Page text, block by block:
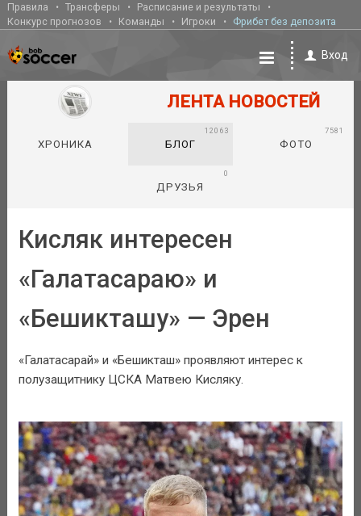
Правила Трансферы
Расписание и результаты
Конкурс прогнозов
Команды Игроки Фрибет без депозита
Вход
ЛЕНТА НОВОСТЕЙ
ХРОНИКА БЛОГ
12063
ФОТО
7581
ДРУЗЬЯ
0
Кисляк интересен
«Галатасараю» и
«Бешикташу» — Эрен
«Галатасарай» и «Бешикташ» проявляют интерес к
полузащитнику ЦСКА Матвею Кисляку.